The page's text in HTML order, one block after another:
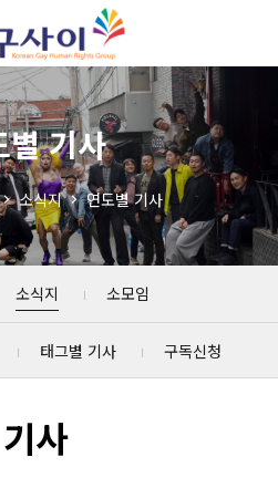
별 기사
소식지 연도별 기사
소식지 소모임
태그별 기사 구독신청
사